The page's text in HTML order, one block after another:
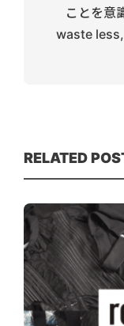
ことを意
waste less,
RELATED